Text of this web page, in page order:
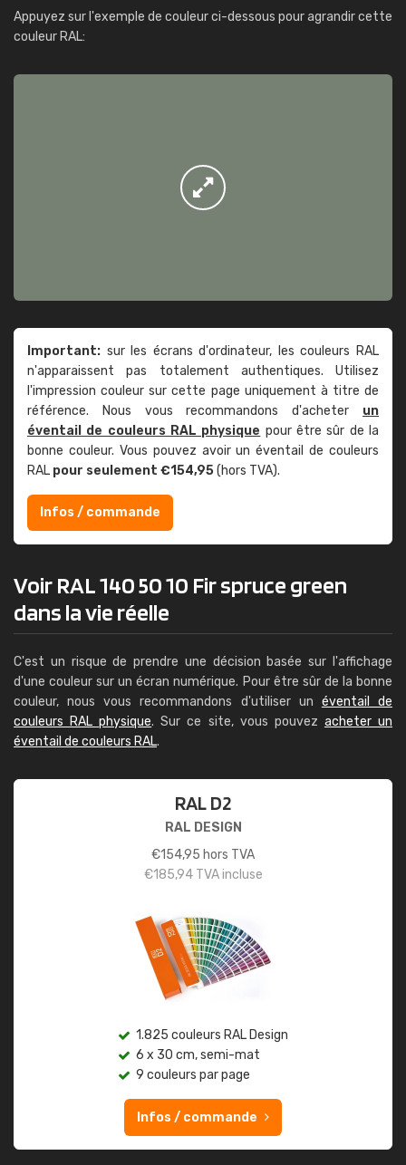
Appuyez sur l'exemple de couleur ci-dessous pour agrandir cette
couleur RAL:
Important: sur les écrans d'ordinateur, les couleurs RAL
n'apparaissent pas totalement authentiques. Utilisez
l'impression couleur sur cette page uniquement à titre de
référence. Nous vous recommandons d'acheter un
éventail de couleurs RAL physique pour être sûr de la
bonne couleur. Vous pouvez avoir un éventail de couleurs
RAL pour seulement €154,95(hors TVA).
Infos / commande
Voir RAL 140 50 10 Fir spruce green
dans la vie réelle
C'est un risque de prendre une décision basée sur l'affichage
d'une couleur sur un écran numérique. Pour être sûr de la bonne
couleur, nous vous recommandons d'utiliser un éventail de
couleurs RAL physique. Sur ce site, vous pouvez acheter un
éventail de couleurs RAL.
RAL D2
RAL DESIGN
€154,95 hors TVA
€185,94TVA incluse
1.825 couleurs RAL Design
6 x 30 cm, semi-mat
9 couleurs par page
Infos / commande